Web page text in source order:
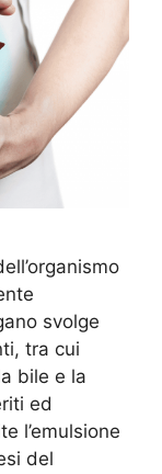
svolge
tra cui
bile e la
ed
l’emulsione
del